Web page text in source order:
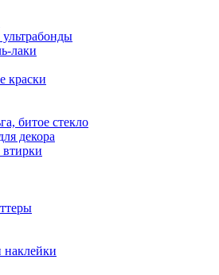
лаки
краски
битое стекло
декора
наклейки